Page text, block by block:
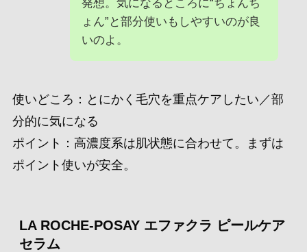
発想。気になるところに“ちょんち
ょん”と部分使いもしやすいのが良
いのよ。
使いどころ：とにかく毛穴を重点ケアしたい／部
分的に気になる
ポイント：高濃度系は肌状態に合わせて。まずは
ポイント使いが安全。
LA ROCHE-POSAY エファクラ ピールケア
セラム